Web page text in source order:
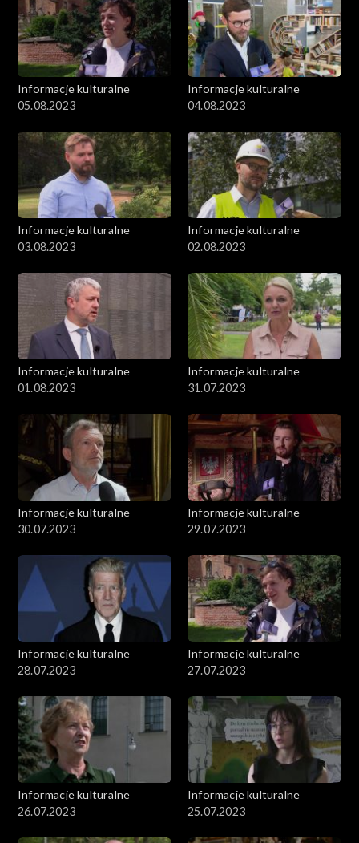
Informacje kulturalne
05.08.2023
Informacje kulturalne
04.08.2023
Informacje kulturalne
03.08.2023
Informacje kulturalne
02.08.2023
Informacje kulturalne
01.08.2023
Informacje kulturalne
31.07.2023
Informacje kulturalne
30.07.2023
Informacje kulturalne
29.07.2023
Informacje kulturalne
28.07.2023
Informacje kulturalne
27.07.2023
Informacje kulturalne
26.07.2023
Informacje kulturalne
25.07.2023